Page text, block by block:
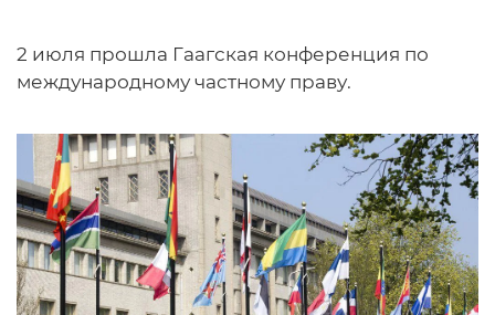
2 июля прошла Гаагская конференция по
международному частному праву.